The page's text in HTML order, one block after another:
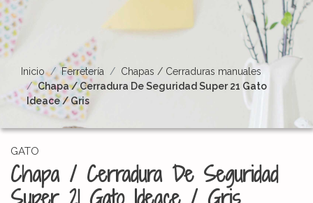
Inicio Ferretería
Chapas / Cerraduras manuales
Chapa / Cerradura De Seguridad Super 21 Gato
Ideace / Gris
GATO
Chapa / Cerradura De Seguridad